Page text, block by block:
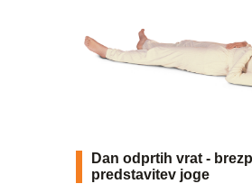
Dan odprtih vrat -
predstavitev joge